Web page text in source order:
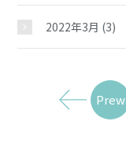
2022年3月 (3)
Prew